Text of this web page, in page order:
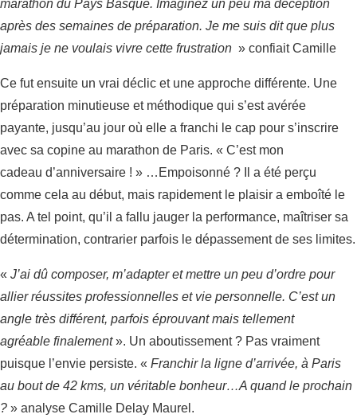
marathon du Pays Basque. Imaginez un peu ma déception
après des semaines de préparation. Je me suis dit que plus
jamais je ne voulais vivre cette frustration » confiait Camille
Ce fut ensuite un vrai déclic et une approche différente. Une
préparation minutieuse et méthodique qui s’est avérée
payante, jusqu’au jour où elle a franchi le cap pour s’inscrire
avec sa copine au marathon de Paris. « C’est mon
cadeau d’anniversaire ! » …Empoisonné ? Il a été perçu
comme cela au début, mais rapidement le plaisir a emboîté le
pas. A tel point, qu’il a fallu jauger la performance, maîtriser sa
détermination, contrarier parfois le dépassement de ses limites.
« J’ai dû composer, m’adapter et mettre un peu d’ordre pour
allier réussites professionnelles et vie personnelle. C’est un
angle très différent, parfois éprouvant mais tellement
agréable finalement». Un aboutissement ? Pas vraiment
puisque l’envie persiste. « Franchir la ligne d’arrivée, à Paris
au bout de 42 kms, un véritable bonheur…A quand le prochain
? » analyse Camille Delay Maurel.